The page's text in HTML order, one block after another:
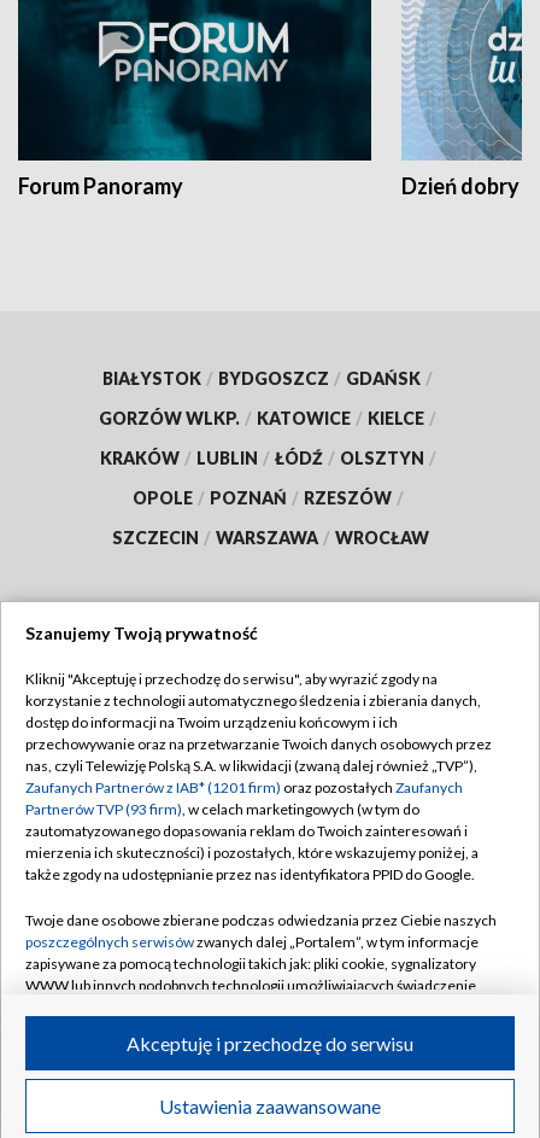
Forum Panoramy Dzień dobry
BIAŁYSTOK / BYDGOSZCZ / GDAŃSK /
GORZÓW WLKP. / KATOWICE / KIELCE /
KRAKÓW / LUBLIN / ŁÓDŹ / OLSZTYN /
OPOLE / POZNAŃ / RZESZÓW /
SZCZECIN / WARSZAWA / WROCŁAW
TVP
Abonament TVP
Emisja w TVP
Centrum informacji TVP
Naziemna Telewizja Cyfrowa
Rada Programowa
System NOS
Informacje o nadawcy
Program dla prasy
Ogłoszenie przetargowe
Regulamin TVP
Polityka prywatności
Moje zgody
Pomoc
Kontakt
Kanały
©2026 Telewizja Polska S.A. w likwidacji
Szanujemy Twoją prywatność
Kliknij "Akceptuję i przechodzę do serwisu", aby wyrazić zgody na
korzystanie z technologii automatycznego śledzenia i zbierania danych,
dostęp do informacji na Twoim urządzeniu końcowym i ich
przechowywanie oraz na przetwarzanie Twoich danych osobowych przez
nas, czyli Telewizję Polską S.A. w likwidacji (zwaną dalej również „TVP”),
Zaufanych Partnerów z IAB* (1201 firm) oraz pozostałych Zaufanych
Partnerów TVP (93 firm), w celach marketingowych (w tym do
zautomatyzowanego dopasowania reklam do Twoich zainteresowań i
mierzenia ich skuteczności) i pozostałych, które wskazujemy poniżej, a
także zgody na udostępnianie przez nas identyfikatora PPID do Google.
Twoje dane osobowe zbierane podczas odwiedzania przez Ciebie naszych
poszczególnych serwisówzwanych dalej „Portalem”, w tym informacje
zapisywane za pomocą technologii takich jak: pliki cookie, sygnalizatory
WWW lub innych podobnych technologii umożliwiających świadczenie
ruchu w Internecie.
Twoje dane osobowe zbierane podczas odwiedzania przez Ciebie
poszczególnych serwisówna Portalu, takie jak adresy IP, identyfikatory
Ustawienia zaawansowane
Akceptuję i przechodzę do serwisu